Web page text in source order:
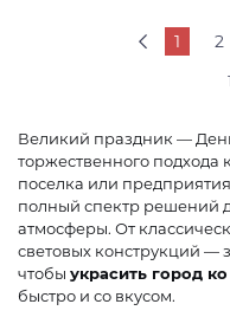
1 2
Великий праздник —
торжественного подхода
поселка или
полный спектр решений
атмосферы. От
световых конструкций —
чтобы украсить город
быстро и со вкусом.